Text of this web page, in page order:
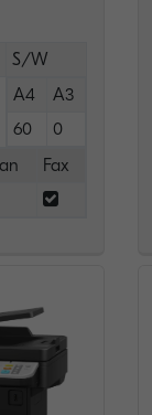
S/W
A4
A3
60
0
Fax